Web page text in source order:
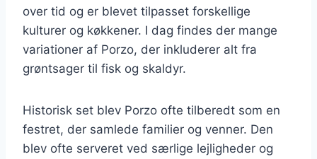
over tid og er blevet tilpasset forskellige
kulturer og køkkener. I dag findes der mange
variationer af Porzo, der inkluderer alt fra
grøntsager til fisk og skaldyr.
Historisk set blev Porzo ofte tilberedt som en
festret, der samlede familier og venner. Den
blev ofte serveret ved særlige lejligheder og